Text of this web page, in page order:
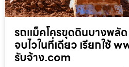
รถแม็คโครขุดดินบางพลั
จบไวในที่เดียว เรียกใช้
รับจ้าง.com